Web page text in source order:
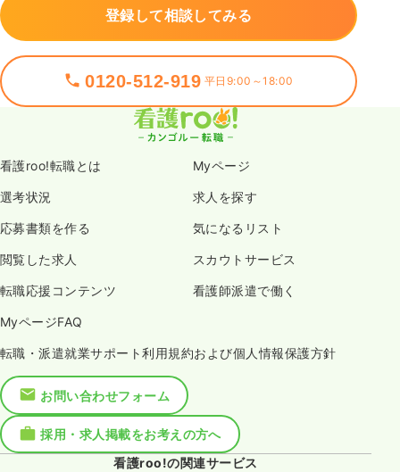
登録して相談してみる
0120-512-919 平日9:00～18:00
看護roo!転職とは Myページ
選考状況 求人を探す
応募書類を作る 気になるリスト
閲覧した求人 スカウトサービス
転職応援コンテンツ 看護師派遣で働く
MyページFAQ
転職・派遣就業サポート利用規約および個人情報保護方針
お問い合わせフォーム
採用・求人掲載をお考えの方へ
看護roo!の関連サービス